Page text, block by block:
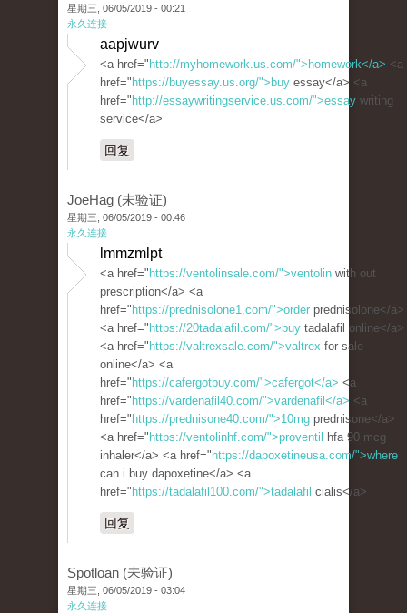
星期三, 06/05/2019 - 00:21
永久连接
aapjwurv
<a href=" http://myhomework.us.com/">homework</a> <a
href=" https://buyessay.us.org/">buy essay</a> <a
href=" http://essaywritingservice.us.com/">essay writing
service</a>
回复
JoeHag (未验证)
星期三, 06/05/2019 - 00:46
永久连接
lmmzmlpt
<a href=" https://ventolinsale.com/">ventolin with out
prescription</a> <a
href=" https://prednisolone1.com/">order prednisolone</a>
<a href=" https://20tadalafil.com/">buy tadalafil online</a>
<a href=" https://valtrexsale.com/">valtrex for sale
online</a> <a
href=" https://cafergotbuy.com/">cafergot</a> <a
href=" https://vardenafil40.com/">vardenafil</a> <a
href=" https://prednisone40.com/">10mg prednisone</a>
<a href=" https://ventolinhf.com/">proventil
hfa 90 mcg
inhaler</a> <a href=" https://dapoxetineusa.com/">where
can i buy dapoxetine</a> <a
href=" https://tadalafil100.com/">tadalafil cialis</a>
回复
Spotloan (未验证)
星期三, 06/05/2019 - 03:04
永久连接